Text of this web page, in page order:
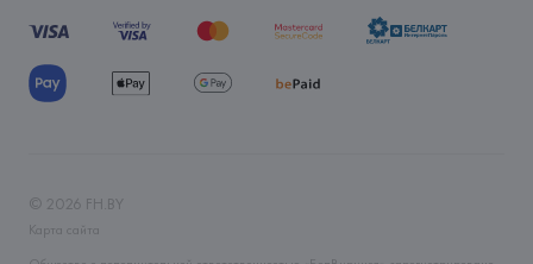
© 2026 FH.BY
Карта сайта